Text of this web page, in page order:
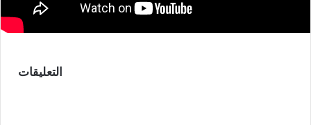
التعليقات